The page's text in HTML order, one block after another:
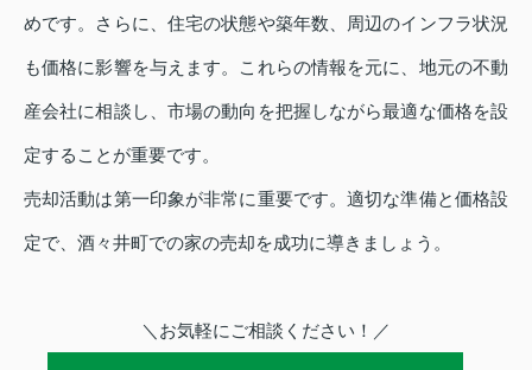
めです。さらに、住宅の状態や築年数、周辺のインフラ状況
も価格に影響を与えます。これらの情報を元に、地元の不動
産会社に相談し、市場の動向を把握しながら最適な価格を設
定することが重要です。
売却活動は第一印象が非常に重要です。適切な準備と価格設
定で、酒々井町での家の売却を成功に導きましょう。
＼お気軽にご相談ください！／